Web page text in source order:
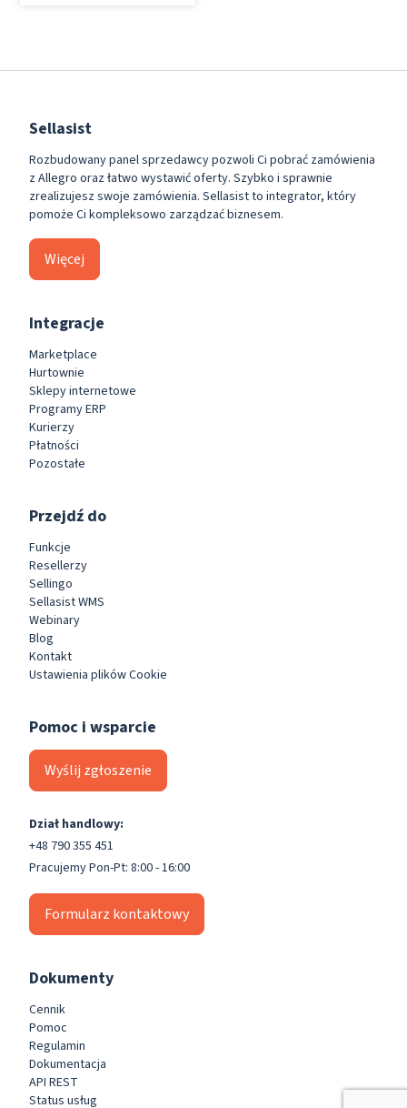
Sellasist
Rozbudowany panel sprzedawcy pozwoli Ci pobrać zamówienia
z Allegro oraz łatwo wystawić oferty. Szybko i sprawnie
zrealizujesz swoje zamówienia. Sellasist to integrator, który
pomoże Ci kompleksowo zarządzać biznesem.
Więcej
Integracje
Marketplace
Hurtownie
Sklepy internetowe
Programy ERP
Kurierzy
Płatności
Pozostałe
Przejdź do
Funkcje
Resellerzy
Sellingo
Sellasist WMS
Webinary
Blog
Kontakt
Ustawienia plików Cookie
Pomoc i wsparcie
Wyślij zgłoszenie
Dział handlowy:
+48 790 355 451
Pracujemy Pon-Pt: 8:00 - 16:00
Formularz kontaktowy
Dokumenty
Cennik
Pomoc
Regulamin
Dokumentacja
API REST
Status usług